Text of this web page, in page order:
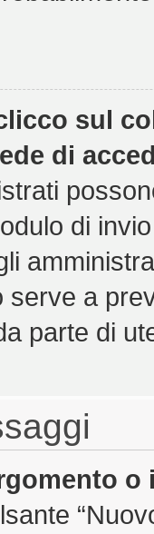
sul
di
di
serve a
parte di